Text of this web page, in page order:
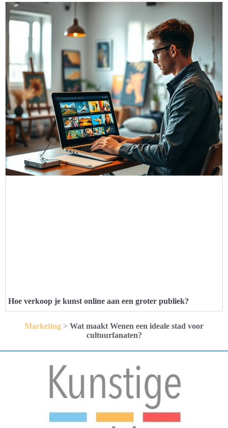
Hoe verkoop je kunst online aan een groter publiek?
Marketing > Wat maakt Wenen een ideale stad voor
cultuurfanaten?